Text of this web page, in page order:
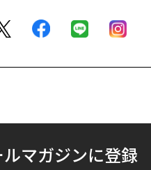
マガジンに登録